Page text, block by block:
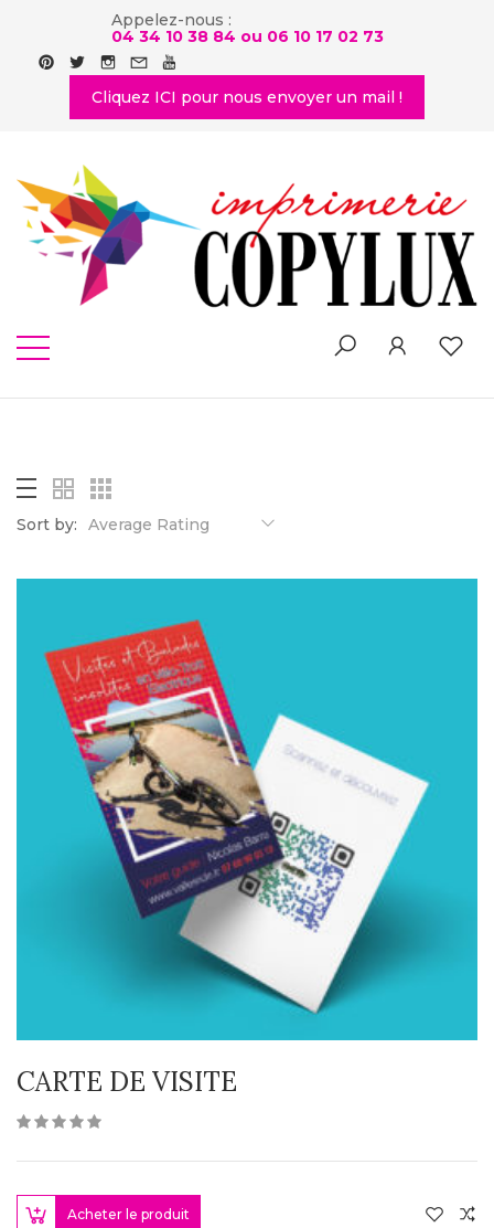
Appelez-nous :
04 34 10 38 84 ou 06 10 17 02 73
Cliquez ICI pour nous envoyer un mail !
Sort by: Average Rating
CARTE DE VISITE
Acheter le produit